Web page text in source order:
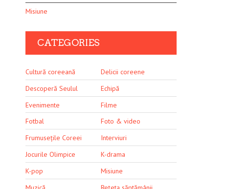
Misiune
CATEGORIES
Cultură coreeană
Delicii coreene
Descoperă Seulul
Echipă
Evenimente
Filme
Fotbal
Foto & video
Frumusețile Coreei
Interviuri
Jocurile Olimpice
K-drama
K-pop
Misiune